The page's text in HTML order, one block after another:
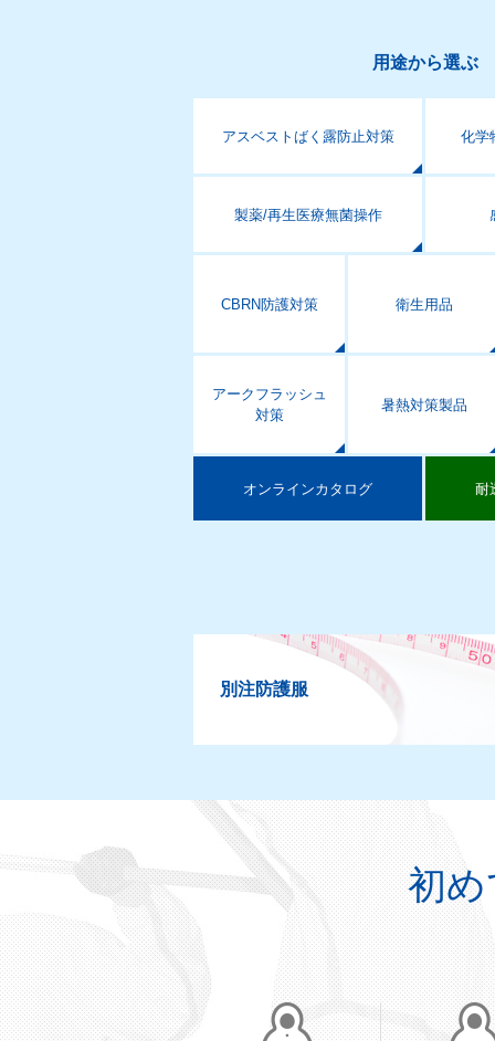
用途から選ぶ
アスベストばく露防止対策 化学
製薬/再生医療無菌操作
CBRN防護対策 衛生用品
アークフラッシュ
対策
暑熱対策製品
オンラインカタログ 耐
別注防護服
初